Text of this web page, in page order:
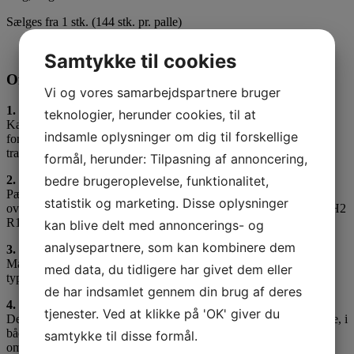
Sælges fra 1 stk. (144 stk. pr. palle)
Ofte stillede spørgsmål (FAQ)
1. Hvad er Kantpæl N41 med gul/hvid refleks?
Kantpæl N41 er en vejpæl til afmærkning af vejkanter og rabatter,
forsynet med gul/hvid refleks og beregnet til permanent
trafikafmærkning.
2. Hvilke standarder og godkendelser opfylder den?
Pælen er CE-mærket i henhold til Vejdirektoratets krav og
overholder bl.a. EN 12899-3 med testklassifikationer WL2 D3 DH2
R1 (klasse 3) for den stærkeste kategori.
3. Hvilket materiale og refleks bruges?
Materialet er slagfast plast med høj UV-modstand, og refleksen er
type-4, monteret på begge sider i gul/hvid.
4. Hvor anvendes pælen typisk?
Den anvendes til afmærkning af vejkanter, rabatter og adgangsveje, i
både offentlige og private trafikområder – særlig hvor der er krav
om tydelig synlighed og sikkerhed.
Samtykke til cookies
Vi og vores samarbejdspartnere bruger
teknologier, herunder cookies, til at
indsamle oplysninger om dig til forskellige
formål, herunder: Tilpasning af annoncering,
bedre brugeroplevelse, funktionalitet,
statistik og marketing. Disse oplysninger
kan blive delt med annoncerings- og
analysepartnere, som kan kombinere dem
med data, du tidligere har givet dem eller
de har indsamlet gennem din brug af deres
tjenester. Ved at klikke på 'OK' giver du
samtykke til disse formål.